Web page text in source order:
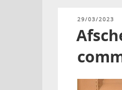
GEPLAATST
29/03/2023